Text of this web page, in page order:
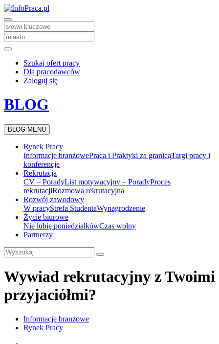
Szukaj ofert pracy
Dla pracodawców
Zaloguj się
BLOG
BLOG MENU
Rynek Pracy
Informacje branżowePraca i Praktyki za granicąTargi pracy i
konferencje
Rekrutacja
CV – PoradyList motywacyjny – PoradyProces
rekrutacjiRozmowa rekrutacyjna
Rozwój zawodowy
W pracyStrefa StudentaWynagrodzenie
Życie biurowe
Nie lubię poniedziałkówCzas wolny
Partnerzy
Wywiad rekrutacyjny z Twoimi
przyjaciółmi?
Informacje branżowe
Rynek Pracy